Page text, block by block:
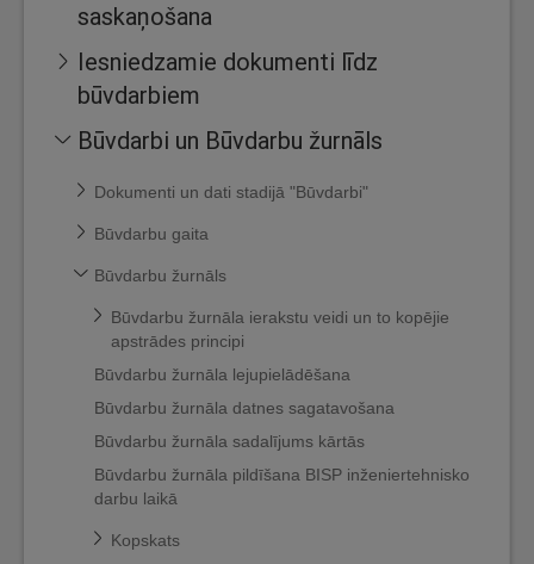
saskaņošana
Iesniedzamie dokumenti līdz
būvdarbiem
Būvdarbi un Būvdarbu žurnāls
Dokumenti un dati stadijā "Būvdarbi"
Būvdarbu gaita
Būvdarbu žurnāls
Būvdarbu žurnāla ierakstu veidi un to kopējie
apstrādes principi
Būvdarbu žurnāla lejupielādēšana
Būvdarbu žurnāla datnes sagatavošana
Būvdarbu žurnāla sadalījums kārtās
Būvdarbu žurnāla pildīšana BISP inženiertehnisko
darbu laikā
Kopskats